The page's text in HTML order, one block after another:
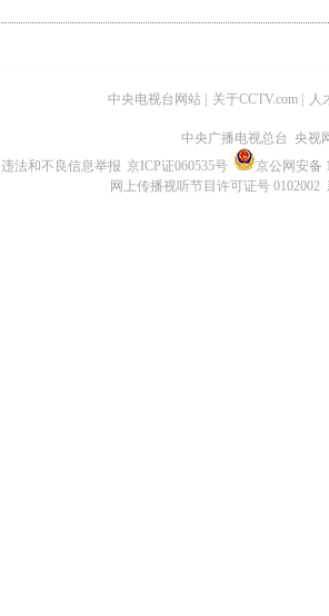
中央电视台网站 关于CCTV.com 人
中央广播电视总台 央视
违法和不良信息举报 京ICP证060535号
京公网安备
网上传播视听节目许可证号 0102002